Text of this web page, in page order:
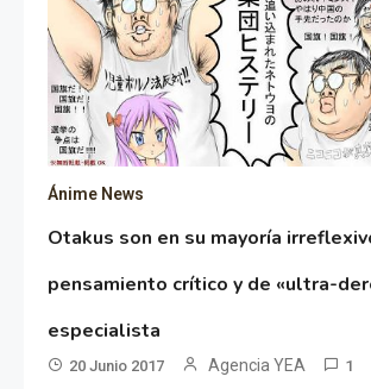
Ánime News
Otakus son en su mayoría
pensamiento crítico y de «ultra-
especialista
20 Junio 2017 Agencia YEA 1